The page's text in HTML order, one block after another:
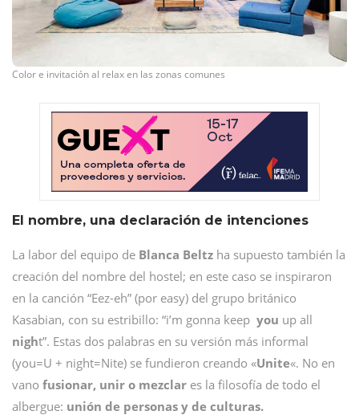
Color e invitación al relax en las zonas comunes
El nombre, una declaración de intenciones
La labor del equipo de Blanca Beltz ha supuesto también la
creación del nombre del hostel; en este caso se inspiraron
en la canción “Eez-eh” (por easy) del grupo británico
Kasabian, con su estribillo: “i’m gonna keep you up all
night”. Estas dos palabras en su versión más informal
(you=U + night=Nite) se fundieron creando «Unite«. No en
vano fusionar, unir o mezclar es la filosofía de todo el
albergue: unión de personas y de culturas.